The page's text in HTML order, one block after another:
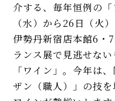
介する、毎年恒例の
（水）から26日（火
伊勢丹新宿店本館6・
ランス展で見逃せな
「ワイン」。今年は
ザン（職人）」の技